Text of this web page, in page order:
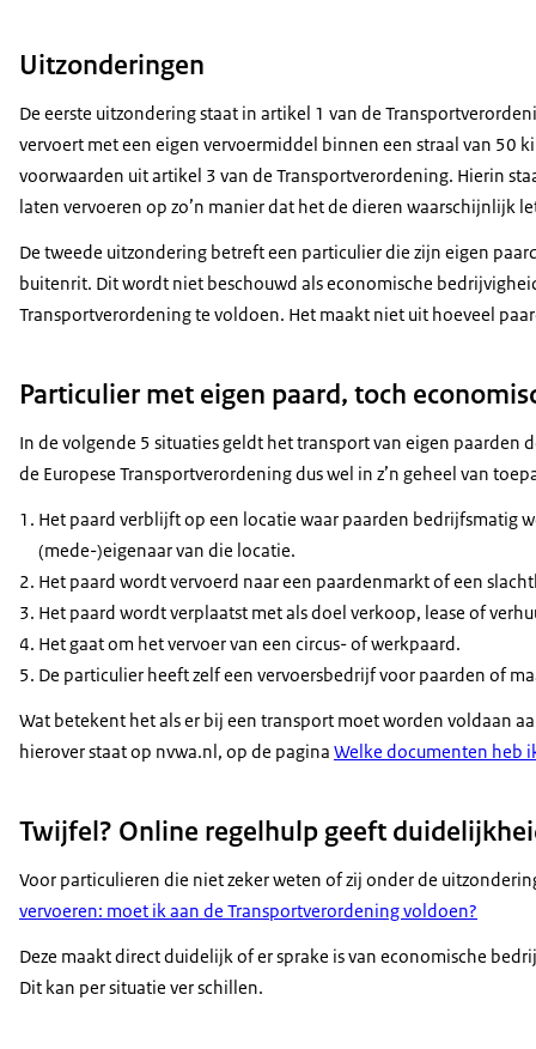
Uitzonderingen
De eerste uitzondering staat in artikel 1 van de
vervoert met een eigen vervoermiddel binnen een straal van 50
voorwaarden uit artikel 3 van de Transportverordening. Hierin
laten vervoeren op zo’n manier dat het de dieren waarschijnlijk
De tweede uitzondering betreft een particulier die zijn eigen
buitenrit. Dit wordt niet beschouwd als economische
Transportverordening te voldoen. Het maakt niet uit hoeveel
Particulier met eigen paard, toch
In de volgende 5 situaties geldt het transport van eigen
de Europese Transportverordening dus wel in z’n geheel van
Het paard verblijft op een locatie waar paarden bedrijfsmatig
(mede-)eigenaar van die locatie.
Het paard wordt vervoerd naar een paardenmarkt of een
Het paard wordt verplaatst met als doel verkoop, lease of
Het gaat om het vervoer van een circus- of werkpaard.
De particulier heeft zelf een vervoersbedrijf voor paarden of
Wat betekent het als er bij een transport moet worden voldaan
hierover staat op nvwa.nl, op de pagina Welke documenten heb
Twijfel? Online regelhulp geeft
Voor particulieren die niet zeker weten of zij onder de
vervoeren: moet ik aan de Transportverordening voldoen?
Deze maakt direct duidelijk of er sprake is van economische
Dit kan per situatie ver schillen.